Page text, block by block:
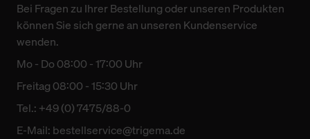
Bei Fragen zu Ihrer Bestellung oder unseren Produkten
können Sie sich gerne an unseren Kundenservice
wenden.
Mo - Do 08:00 - 17:00 Uhr
Freitag 08:00 - 15:30 Uhr
Tel.: +49 (0) 7475/88-0
E-Mail: bestellservice@trigema.de